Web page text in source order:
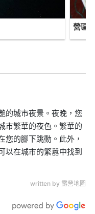
營區
的城市夜景。夜晚，您
市繁華的夜色。繁華的
您的腳下跳動。此外，
以在城市的繁囂中找到
written by 露營地圖